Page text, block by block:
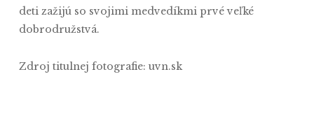
deti zažijú so svojimi medvedíkmi prvé veľké
dobrodružstvá.
Zdroj titulnej fotografie: uvn.sk